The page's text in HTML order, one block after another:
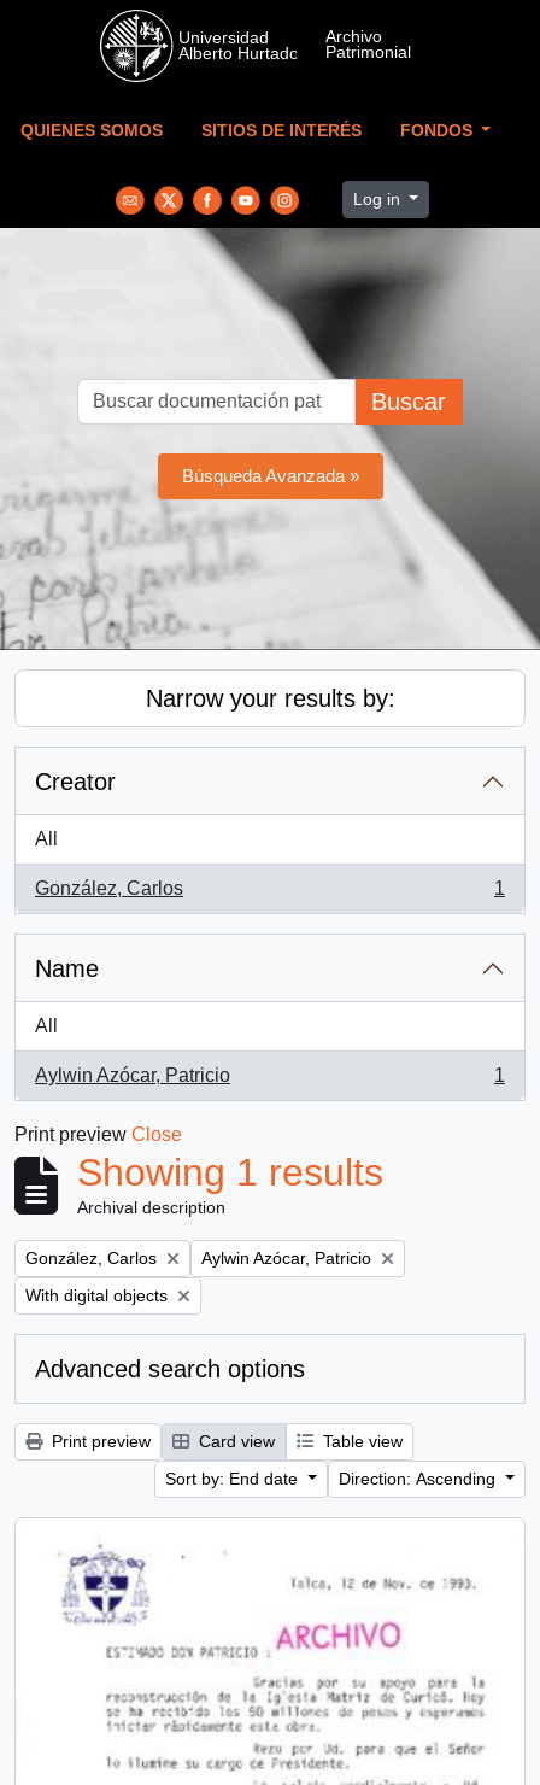
Skip to main content
QUIENES SOMOS SITIOS DE INTERÉS FONDOS
Log in
Buscar
Búsqueda Avanzada »
Narrow your results by:
Creator
All
González, Carlos
, 1 results
1
Name
All
Aylwin Azócar, Patricio
, 1 results
1
Print preview Close
Showing 1 results
Archival description
Remove filter:
González, Carlos Remove filter:
Aylwin Azócar, Patricio
Remove filter:
With digital objects
Advanced search options
Print preview Card view
Table view
Sort by: End date
Direction: Ascending